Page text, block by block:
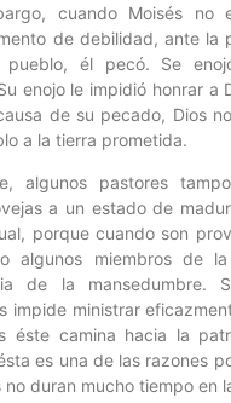
cuando Moisés no
de debilidad, ante la
pueblo, él pecó. Se
enojo le impidió honrar a
de su pecado, Dios
a la tierra prometida.
algunos pastores
a un estado de
porque cuando son
algunos miembros de
de la mansedumbre.
impide ministrar
éste camina hacia la
es una de las razones
duran mucho tiempo en